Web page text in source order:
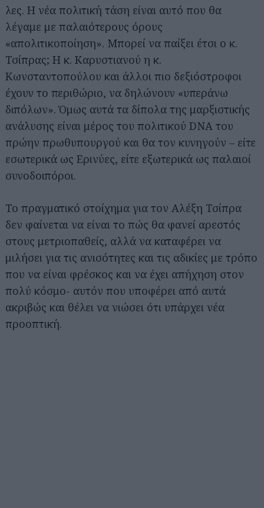
λες. Η νέα πολιτική τάση είναι αυτό που θα
λέγαμε με παλαιότερους όρους
«απολιτικοποίηση». Μπορεί να παίξει έτσι ο κ.
Τσίπρας; Η κ. Καρυστιανού η κ.
Κωνσταντοπούλου και άλλοι πιο δεξιόστροφοι
έχουν το περιθώριο, να δηλώνουν «υπεράνω
διπόλων». Όμως αυτά τα δίπολα της μαρξιστικής
ανάλυσης είναι μέρος του πολιτικού DNA του
πρώην πρωθυπουργού και θα τον κυνηγούν – είτε
εσωτερικά ως Ερινύες, είτε εξωτερικά ως παλαιοί
συνοδοιπόροι.
Το πραγματικό στοίχημα για τον Αλέξη Τσίπρα
δεν φαίνεται να είναι το πώς θα φανεί αρεστός
στους μετριοπαθείς, αλλά να καταφέρει να
μιλήσει για τις ανισότητες και τις αδικίες με τρόπο
που να είναι φρέσκος και να έχει απήχηση στον
πολύ κόσμο- αυτόν που υποφέρει από αυτά
ακριβώς και θέλει να νιώσει ότι υπάρχει νέα
προοπτική.